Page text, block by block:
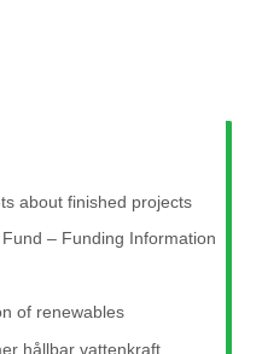
about finished projects
Fund – Funding Information
of renewables
hållbar vattenkraft